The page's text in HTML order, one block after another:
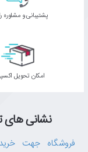
پشتیبانی و مشاوره
اﻣﮑﺎن ﺗﺤﻮﯾﻞ
نشانی
فروشگاه جهت